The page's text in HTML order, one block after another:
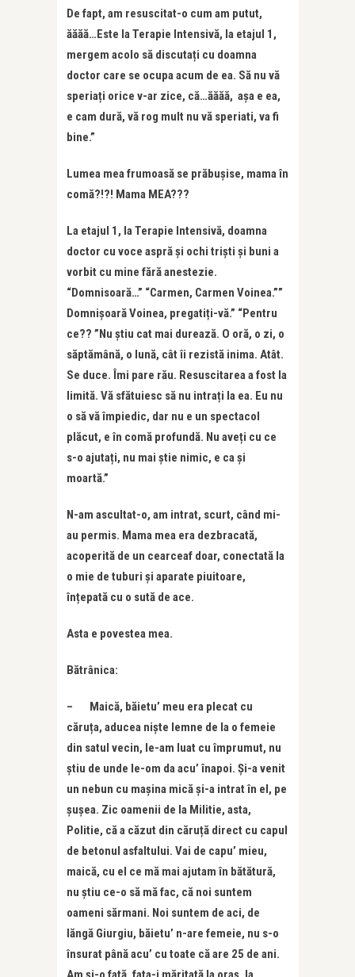
De fapt, am resuscitat-o cum am putut,
ăăăă…Este la Terapie Intensivă, la etajul 1,
mergem acolo să discutați cu doamna
doctor care se ocupa acum de ea. Să nu vă
speriați orice v-ar zice, că…ăăăă, așa e ea,
e cam dură, vă rog mult nu vă speriati, va fi
bine.”
Lumea mea frumoasă se prăbușise, mama în
comă?!?! Mama MEA???
La etajul 1, la Terapie Intensivă, doamna
doctor cu voce aspră și ochi triști și buni a
vorbit cu mine fără anestezie.
“Domnisoară…” “Carmen, Carmen Voinea.””
Domnișoară Voinea, pregatiți-vă.” “Pentru
ce?? ”Nu știu cat mai durează. O oră, o zi, o
săptămână, o lună, cât îi rezistă inima. Atât.
Se duce. Îmi pare rău. Resuscitarea a fost la
limită. Vă sfătuiesc să nu intrați la ea. Eu nu
o să vă împiedic, dar nu e un spectacol
plăcut, e în comă profundă. Nu aveți cu ce
s-o ajutați, nu mai știe nimic, e ca și
moartă.”
N-am ascultat-o, am intrat, scurt, când mi-
au permis. Mama mea era dezbracată,
acoperită de un cearceaf doar, conectată la
o mie de tuburi și aparate piuitoare,
înțepată cu o sută de ace.
Asta e povestea mea.
Bătrânica:
– Maică, băietu’ meu era plecat cu
căruța, aducea niște lemne de la o femeie
din satul vecin, le-am luat cu împrumut, nu
știu de unde le-om da acu’ înapoi. Și-a venit
un nebun cu mașina mică și-a intrat în el, pe
șușea. Zic oamenii de la Militie, asta,
Politie, că a căzut din căruță direct cu capul
de betonul asfaltului. Vai de capu’ mieu,
maică, cu el ce mă mai ajutam în bătătură,
nu știu ce-o să mă fac, că noi suntem
oameni sărmani. Noi suntem de aci, de
lăngă Giurgiu, băietu’ n-are femeie, nu s-o
însurat până acu’ cu toate că are 25 de ani.